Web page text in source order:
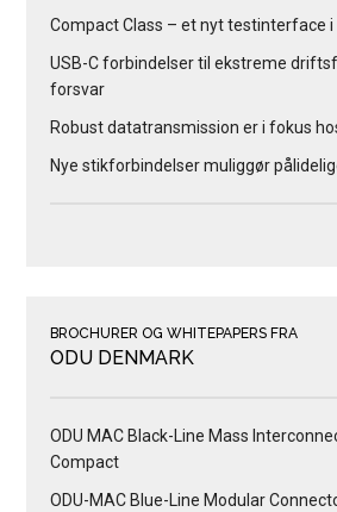
Compact Class – et nyt testinterface i
USB-C forbindelser til ekstreme
forsvar
Robust datatransmission er i fokus
Nye stikforbindelser muliggør
BROCHURER OG WHITEPAPERS FRA
ODU DENMARK
ODU MAC Black-Line Mass
Compact
ODU-MAC Blue-Line Modular